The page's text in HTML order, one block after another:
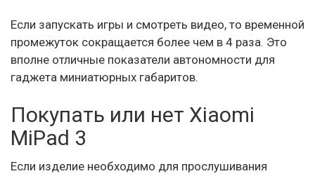
Если запускать игры и смотреть видео, то временной
промежуток сокращается более чем в 4 раза. Это
вполне отличные показатели автономности для
гаджета миниатюрных габаритов.
Покупать или нет Xiaomi
MiPad 3
Если изделие необходимо для прослушивания